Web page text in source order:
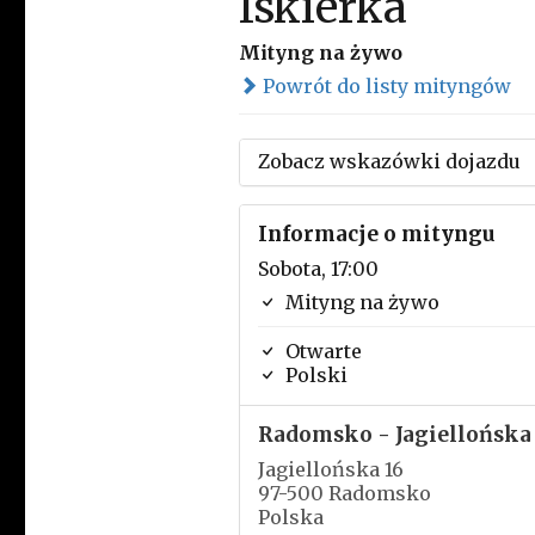
Mityng na żywo
Powrót do listy mityngów
Zobacz wskazówki dojazdu
Informacje o mityngu
Sobota, 17:00
Mityng na żywo
Otwarte
Polski
Radomsko - Jagiellońska
Jagiellońska 16
97-500 Radomsko
Polska